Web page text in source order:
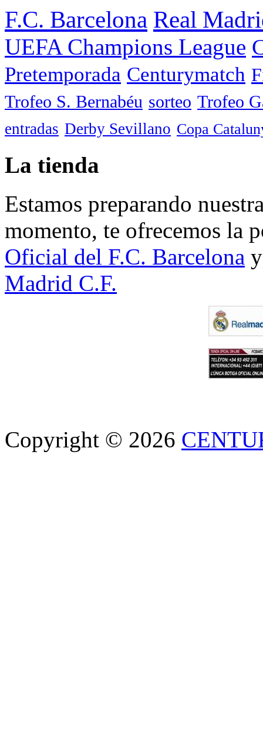
F.C. Barcelona Real
UEFA Champions League
Pretemporada Centurymatch
Trofeo S. Bernabéu sorteo Trofeo
entradas Derby Sevillano Copa
La tienda
Estamos preparando
momento, te ofrecemos la
Oficial del F.C. Barcelona
Madrid C.F.
Copyright © 2026